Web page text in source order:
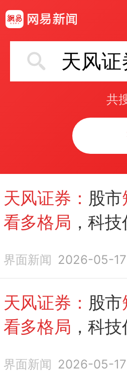
共
天风证券： 股市
看多格局 ，科
界面新闻 2026-05-17
天风证券： 股市
看多格局 ，科
界面新闻 2026-05-17